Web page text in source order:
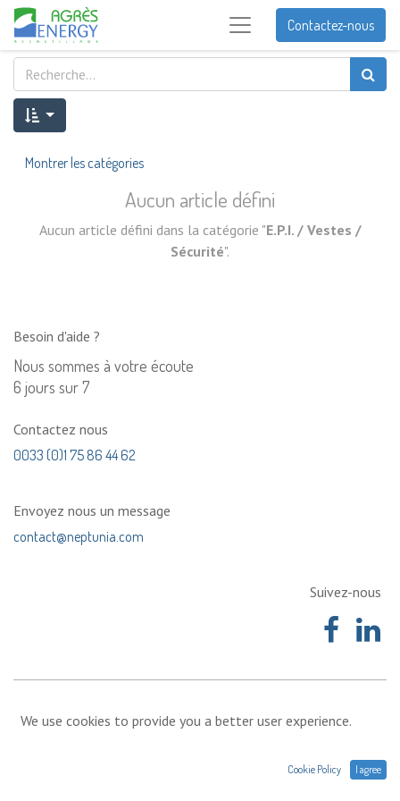
Contactez-nous
Montrer les catégories
Aucun article défini
Aucun article défini dans la catégorie "E.P.I. / Vestes /
Sécurité".
Besoin d'aide ?
Nous sommes à votre écoute
6 jours sur 7
Contactez nous
0033 (0)1 75 86 44 62
Envoyez nous un message
contact@neptunia.com
Suivez-nous
We use cookies to provide you a better user experience.
Cookie Policy I agree